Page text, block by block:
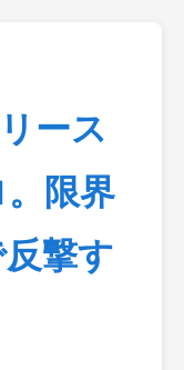
ース
限界
撃す